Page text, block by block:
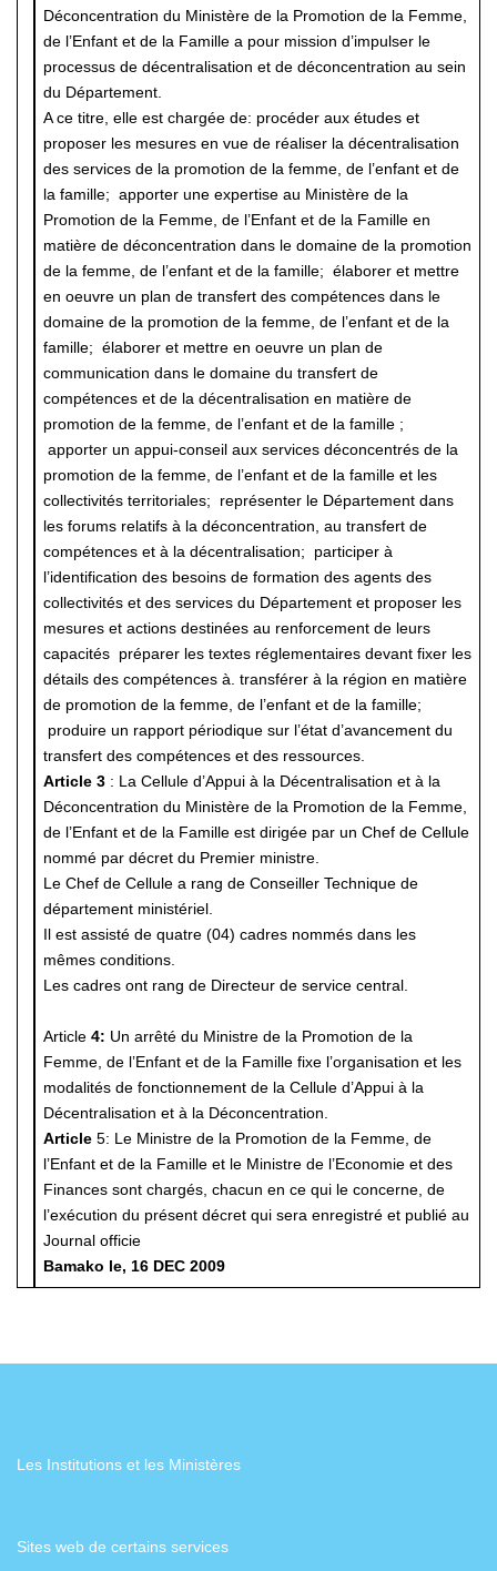
Déconcentration du Ministère de la Promotion de la Femme,
de l’Enfant et de la Famille a pour mission d’impulser le
processus de décentralisation et de déconcentration au sein
du Département.
A ce titre, elle est chargée de: procéder aux études et
proposer les mesures en vue de réaliser la décentralisation
des services de la promotion de la femme, de l’enfant et de
la famille; apporter une expertise au Ministère de la
Promotion de la Femme, de l’Enfant et de la Famille en
matière de déconcentration dans le domaine de la promotion
de la femme, de l’enfant et de la famille; élaborer et mettre
en oeuvre un plan de transfert des compétences dans le
domaine de la promotion de la femme, de l’enfant et de la
famille; élaborer et mettre en oeuvre un plan de
communication dans le domaine du transfert de
compétences et de la décentralisation en matière de
promotion de la femme, de l’enfant et de la famille ;
apporter un appui-conseil aux services déconcentrés de la
promotion de la femme, de l’enfant et de la famille et les
collectivités territoriales; représenter le Département dans
les forums relatifs à la déconcentration, au transfert de
compétences et à la décentralisation; participer à
l’identification des besoins de formation des agents des
collectivités et des services du Département et proposer les
mesures et actions destinées au renforcement de leurs
capacités préparer les textes réglementaires devant fixer les
détails des compétences à. transférer à la région en matière
de promotion de la femme, de l’enfant et de la famille;
produire un rapport périodique sur l’état d’avancement du
transfert des compétences et des ressources.
Article 3 : La Cellule d’Appui à la Décentralisation et à la
Déconcentration du Ministère de la Promotion de la Femme,
de l’Enfant et de la Famille est dirigée par un Chef de Cellule
nommé par décret du Premier ministre.
Le Chef de Cellule a rang de Conseiller Technique de
département ministériel.
Il est assisté de quatre (04) cadres nommés dans les
mêmes conditions.
Les cadres ont rang de Directeur de service central.
Article 4: Un arrêté du Ministre de la Promotion de la
Femme, de l’Enfant et de la Famille fixe l’organisation et les
modalités de fonctionnement de la Cellule d’Appui à la
Décentralisation et à la Déconcentration.
Article 5: Le Ministre de la Promotion de la Femme, de
l’Enfant et de la Famille et le Ministre de l’Economie et des
Finances sont chargés, chacun en ce qui le concerne, de
l’exécution du présent décret qui sera enregistré et publié au
Journal officie
Bamako le, 16 DEC 2009
Les Institutions et les Ministères
Sites web de certains services